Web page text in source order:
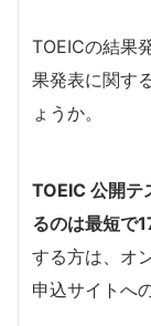
TOEICの結果
果発表に関す
ょうか。
TOEIC 公開テ
るのは最短で
する方は、オ
申込サイトへ